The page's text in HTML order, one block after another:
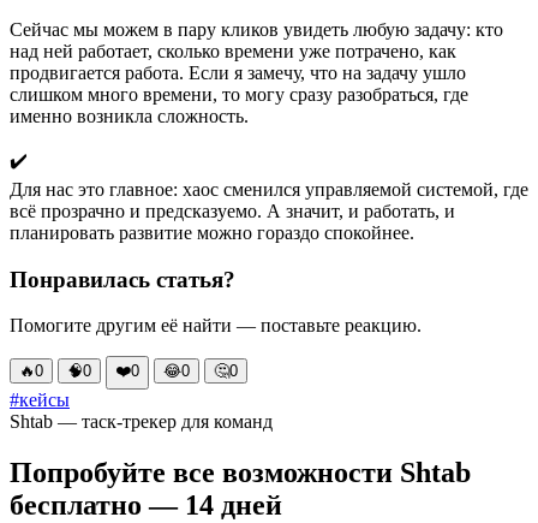
Сейчас мы можем в пару кликов увидеть любую задачу: кто
над ней работает, сколько времени уже потрачено, как
продвигается работа. Если я замечу, что на задачу ушло
слишком много времени, то могу сразу разобраться, где
именно возникла сложность.
✔️
Для нас это главное: хаос сменился управляемой системой, где
всё прозрачно и предсказуемо. А значит, и работать, и
планировать развитие можно гораздо спокойнее.
Понравилась статья?
Помогите другим её найти — поставьте реакцию.
🔥0 🧠0 ❤️0 😂0 🤔0
#кейсы
Shtab — таск-трекер для команд
Попробуйте все возможности Shtab
бесплатно — 14 дней